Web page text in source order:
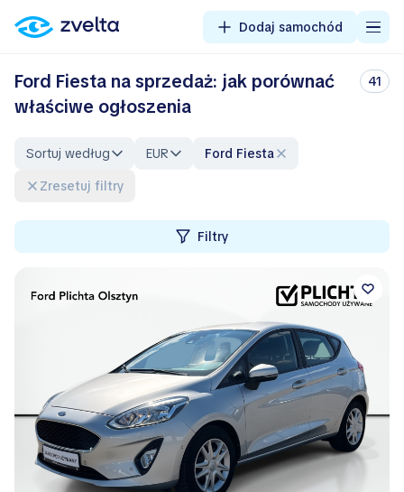
Dodaj samochód
Ford Fiesta na sprzedaż: jak porównać
właściwe ogłoszenia
41
Sortuj według EUR
Ford Fiesta
Zresetuj filtry
Filtry